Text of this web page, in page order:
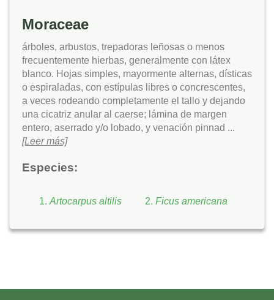
Moraceae
árboles, arbustos, trepadoras leñosas o menos
frecuentemente hierbas, generalmente con látex
blanco. Hojas simples, mayormente alternas, dísticas
o espiraladas, con estípulas libres o concrescentes,
a veces rodeando completamente el tallo y dejando
una cicatriz anular al caerse; lámina de margen
entero, aserrado y/o lobado, y venación pinnad ...
[Leer más]
Especies:
Artocarpus altilis Ficus americana